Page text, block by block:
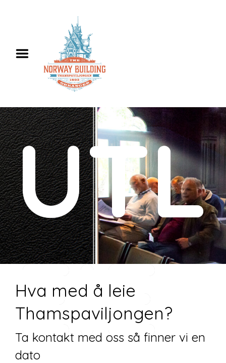
UTL
EIE
Hva med å leie
Thamspaviljongen?
Ta kontakt med oss så finner vi en
dato
Utleie
English